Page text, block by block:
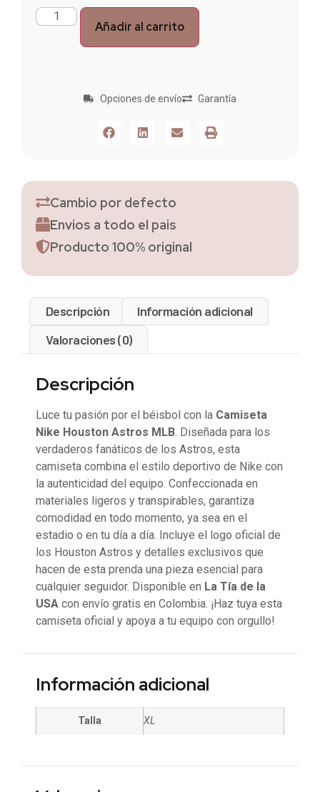
Añadir al carrito
Opciones de envío Garantía
Cambio por defecto
Envios a todo el pais
Producto 100% original
Descripción
Información adicional
Valoraciones (0)
Descripción
Luce tu pasión por el béisbol con la Camiseta
Nike Houston Astros MLB. Diseñada para los
verdaderos fanáticos de los Astros, esta
camiseta combina el estilo deportivo de Nike con
la autenticidad del equipo. Confeccionada en
materiales ligeros y transpirables, garantiza
comodidad en todo momento, ya sea en el
estadio o en tu día a día. Incluye el logo oficial de
los Houston Astros y detalles exclusivos que
hacen de esta prenda una pieza esencial para
cualquier seguidor. Disponible en La Tía de la
USA con envío gratis en Colombia. ¡Haz tuya esta
camiseta oficial y apoya a tu equipo con orgullo!
Información adicional
Talla XL